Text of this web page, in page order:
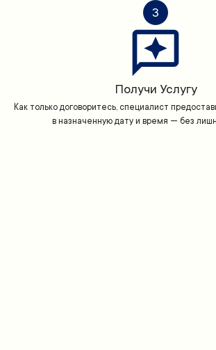
3
Получи Услугу
Как только договоритесь, специалист
в назначенную дату и время — без